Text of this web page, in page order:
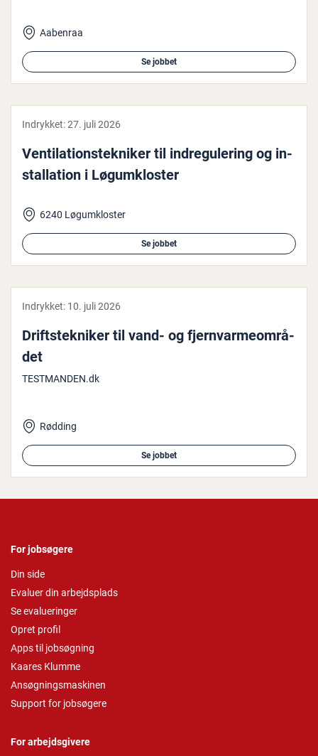
Aabenraa
Se jobbet
Indrykket:27. juli 2026
Ven­ti­la­tions­tek­ni­ker til in­dre­gu­le­ring og in­
stal­la­tion i Løgum­klo­ster
6240 Løgumkloster
Se jobbet
Indrykket: 10. juli 2026
Drift­s­tek­ni­ker til vand- og fjern­var­me­om­rå­
det
TESTMANDEN.dk
Rødding
Se jobbet
For jobsøgere
Din side
Evaluer din arbejdsplads
Se evalueringer
Opret profil
Apps til jobsøgning
Kaares Klumme
Ansøgningsmaskinen
Support for jobsøgere
For arbejdsgivere